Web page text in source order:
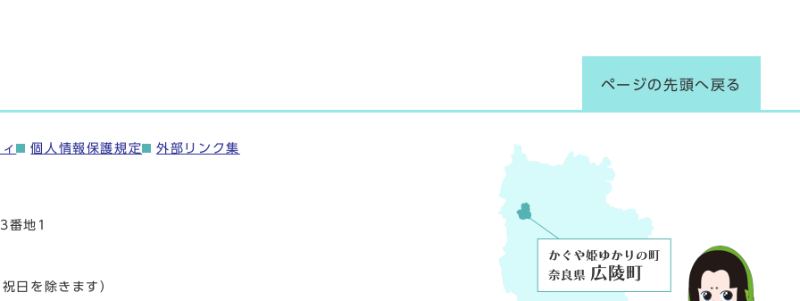
ページの先頭へ戻る
個人情報保護規定 外部リンク集
番地1
日を除きます）